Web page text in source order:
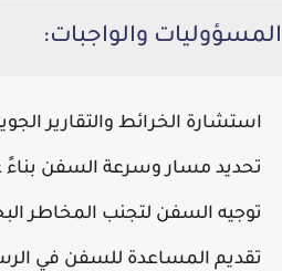
المسؤوليات والواجبات:
استشارة الخرائط والتقارير
تحديد مسار وسرعة السفن بناءً
توجيه السفن لتجنب المخاطر
تقديم المساعدة للسفن في